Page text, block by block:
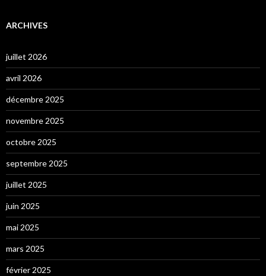
ARCHIVES
juillet 2026
avril 2026
décembre 2025
novembre 2025
octobre 2025
septembre 2025
juillet 2025
juin 2025
mai 2025
mars 2025
février 2025